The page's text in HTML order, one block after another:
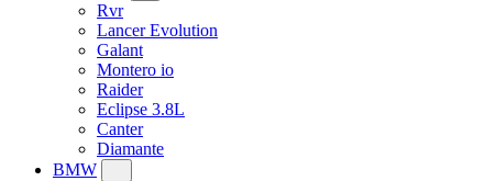
Rvr
Lancer Evolution
Galant
Montero io
Raider
Eclipse 3.8L
Canter
Diamante
BMW